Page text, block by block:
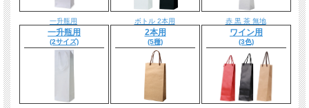
一升瓶用
一升瓶用
(2サイズ)
ボトル 2本用
2本用
(5種)
赤 黒 茶 無地
ワイン用
(3色)